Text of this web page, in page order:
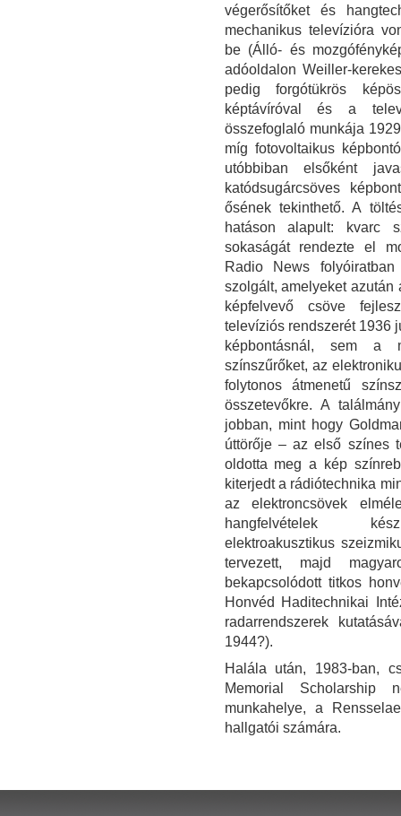
végerősítőket és
mechanikus televízióra
be (Álló- és
adóoldalon Weiller-
pedig forgótükrös
képtávíróval és a
összefoglaló munkája
míg fotovoltaikus
utóbbiban elsőként
katódsugárcsöves
ősének tekinthető. A
hatáson alapult: kvarc
sokaságát rendezte el
Radio News
szolgált, amelyeket
képfelvevő csöve
televíziós rendszerét 1936
képbontásnál, sem a
színszűrőket, az
folytonos átmenetű
összetevőkre. A
jobban, mint hogy
úttörője – az első színes
oldotta meg a kép
kiterjedt a rádiótechnika
az elektroncsövek
hangfelvételek
elektroakusztikus
tervezett, majd
bekapcsolódott titkos
Honvéd Haditechnikai
radarrendszerek
1944?).
Halála után, 1983-ban,
Memorial Scholarship
munkahelye, a
hallgatói számára.